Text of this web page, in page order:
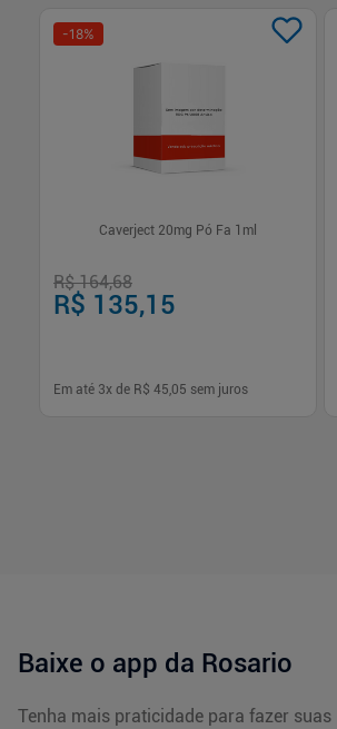
-18%
Caverject 20mg Pó Fa 1ml
R$ 164,68
R$ 135,15
Em até 3x de R$ 45,05 sem juros
Baixe o app da Rosario
Tenha mais praticidade para fazer suas